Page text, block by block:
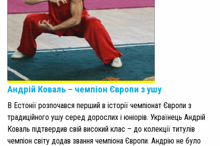
Андрій Коваль – чемпіон Європи з ушу
В Естонії розпочався перший в історії чемпіонат Європи з
традиційного ушу серед дорослих і юніорів. Українець Андрій
Коваль підтвердив свій високий клас – до колекції титулів
чемпіон світу додав звання чемпіона Європи. Андрію не було